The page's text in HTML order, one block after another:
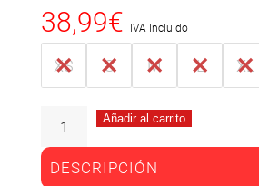
38,99€ IVA Incluido
XS S M L XL
Añadir al carrito
DESCRIPCIÓN